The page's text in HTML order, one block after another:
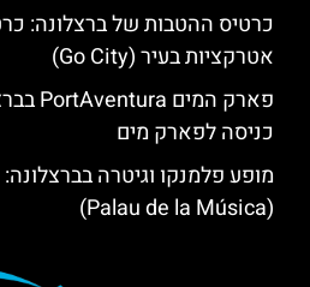
כרטיס ההטבות של ברצלונה:
אטרקציות בעיר (Go City)
כניסה לפארק מים
מופע פלמנקו וגיטרה
(Palau de la Música)